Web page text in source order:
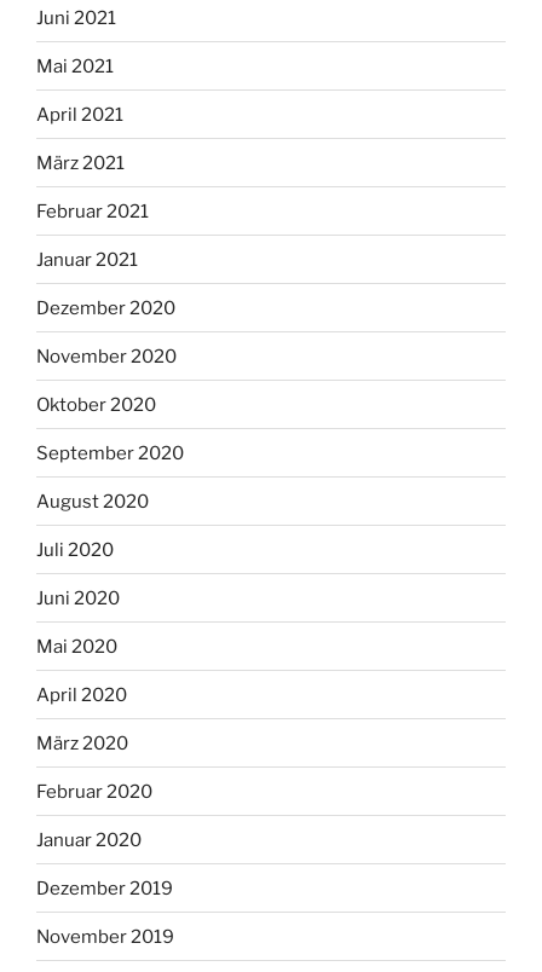
Juni 2021
Mai 2021
April 2021
März 2021
Februar 2021
Januar 2021
Dezember 2020
November 2020
Oktober 2020
September 2020
August 2020
Juli 2020
Juni 2020
Mai 2020
April 2020
März 2020
Februar 2020
Januar 2020
Dezember 2019
November 2019